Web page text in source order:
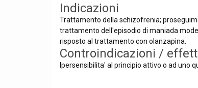
Indicazioni
Trattamento della schizofrenia;
trattamento dell'episodio di maniada
risposto al trattamento con olanzapina.
Controindicazioni /
Ipersensibilita' al principio attivo o ad uno